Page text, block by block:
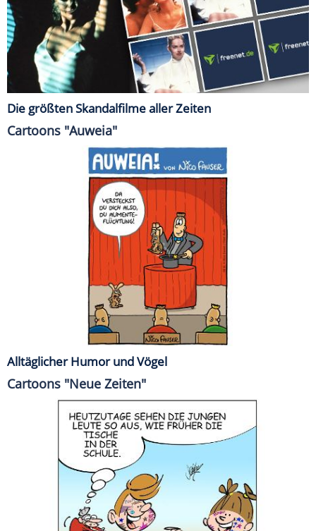
Die größten Skandalfilme aller Zeiten
Cartoons "Auweia"
Alltäglicher Humor und Vögel
Cartoons "Neue Zeiten"